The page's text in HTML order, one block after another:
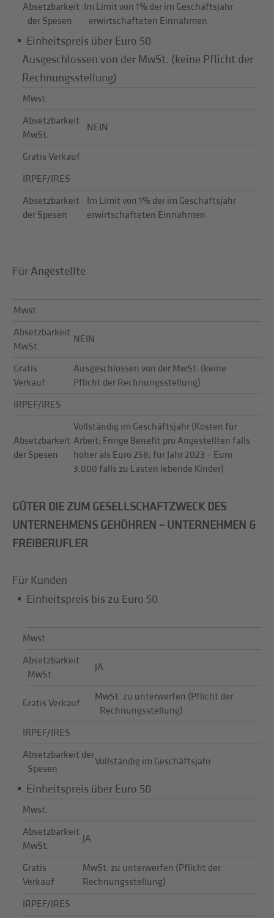
Absetzbarkeit
der Spesen
Im Limit von 1% der im Geschäftsjahr
erwirtschafteten Einnahmen
Einheitspreis über Euro 50
Ausgeschlossen von der MwSt. (keine Pflicht der
Rechnungsstellung)
Mwst.
Absetzbarkeit
MwSt.
NEIN
Gratis Verkauf
IRPEF/IRES
Absetzbarkeit
der Spesen
Im Limit von 1% der im Geschäftsjahr
erwirtschafteten Einnahmen
Für Angestellte
Mwst.
Absetzbarkeit
MwSt.
NEIN
Gratis
Verkauf
Ausgeschlossen von der MwSt. (keine
Pflicht der Rechnungsstellung)
IRPEF/IRES
Absetzbarkeit
der Spesen
Vollständig im Geschäftsjahr (Kosten für
Arbeit; Fringe Benefit pro Angestellten falls
höher als Euro 258; für Jahr 2023 – Euro
3.000 falls zu Lasten lebende Kinder)
GÜTER DIE ZUM GESELLSCHAFTZWECK DES
UNTERNEHMENS GEHÖHREN – UNTERNEHMEN &
FREIBERUFLER
Für Kunden
Einheitspreis bis zu Euro 50
Mwst.
Absetzbarkeit
MwSt.
JA
Gratis Verkauf
MwSt. zu unterwerfen (Pflicht der
Rechnungsstellung)
IRPEF/IRES
Absetzbarkeit der
Spesen
Vollständig im Geschäftsjahr
Einheitspreis über Euro 50
Mwst.
Absetzbarkeit
MwSt.
JA
Gratis
Verkauf
MwSt. zu unterwerfen (Pflicht der
Rechnungsstellung)
IRPEF/IRES